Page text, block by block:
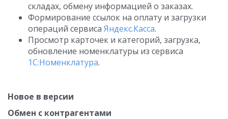
складах, обмену информацией о заказах.
Формирование ссылок на оплату и загрузки
операций сервиса Яндекс.Касса.
Просмотр карточек и категорий, загрузка,
обновление номенклатуры из сервиса
1С:Номенклатура.
Новое в версии
Обмен с контрагентами